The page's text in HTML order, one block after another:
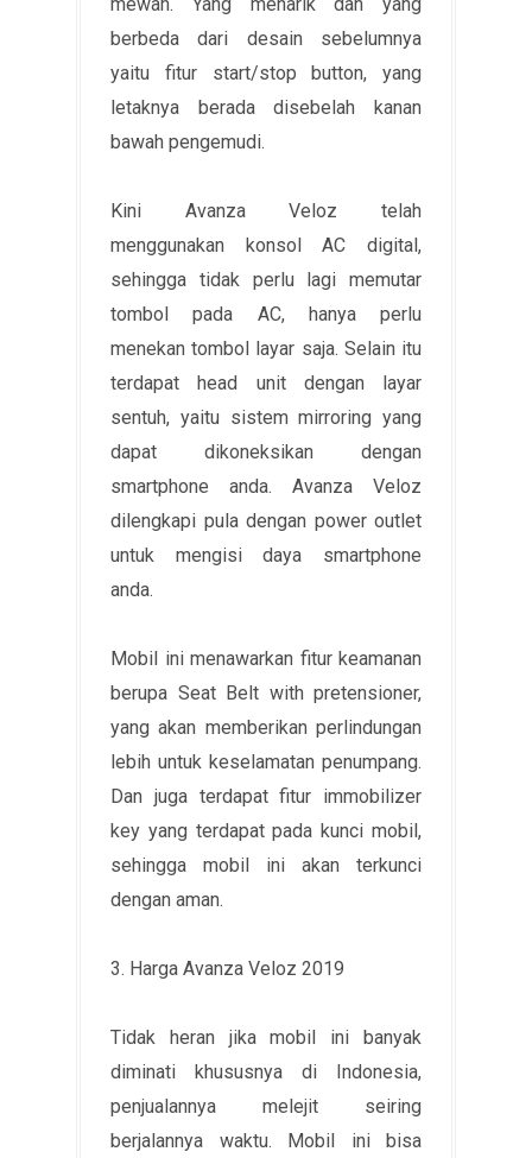
mewah. Yang menarik dan yang
berbeda dari desain sebelumnya
yaitu fitur start/stop button, yang
letaknya berada disebelah kanan
bawah pengemudi.
Kini Avanza Veloz telah
menggunakan konsol AC digital,
sehingga tidak perlu lagi memutar
tombol pada AC, hanya perlu
menekan tombol layar saja. Selain itu
terdapat head unit dengan layar
sentuh, yaitu sistem mirroring yang
dapat dikoneksikan dengan
smartphone anda. Avanza Veloz
dilengkapi pula dengan power outlet
untuk mengisi daya smartphone
anda.
Mobil ini menawarkan fitur keamanan
berupa Seat Belt with pretensioner,
yang akan memberikan perlindungan
lebih untuk keselamatan penumpang.
Dan juga terdapat fitur immobilizer
key yang terdapat pada kunci mobil,
sehingga mobil ini akan terkunci
dengan aman.
3. Harga Avanza Veloz 2019
Tidak heran jika mobil ini banyak
diminati khususnya di Indonesia,
penjualannya melejit seiring
berjalannya waktu. Mobil ini bisa